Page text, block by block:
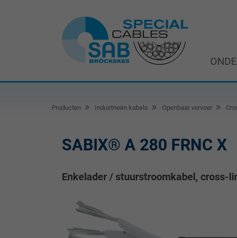
Producten Industrieën kabels Openbaar vervoer
SABIX® A 280 FRNC X
Enkelader / stuurstroomkabel, cross-